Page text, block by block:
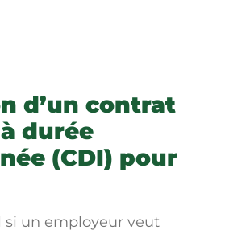
d’un contrat
durée
(CDI) pour
si un employeur veut